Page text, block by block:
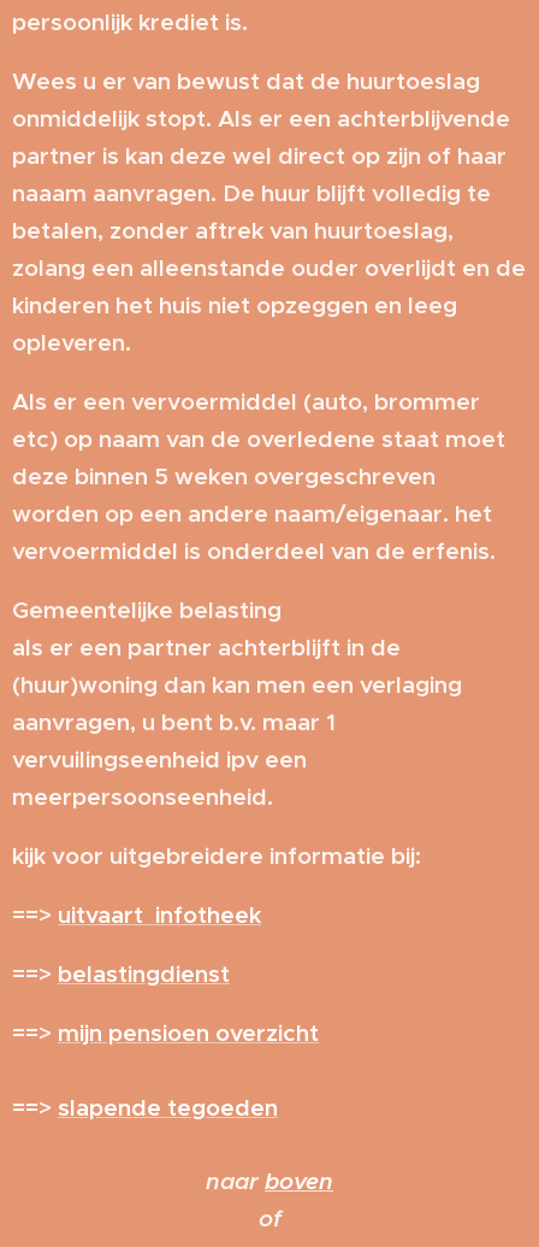
persoonlijk krediet is.
Wees u er van bewust dat de huurtoeslag
onmiddelijk stopt. Als er een achterblijvende
partner is kan deze wel direct op zijn of haar
naaam aanvragen. De huur blijft volledig te
betalen, zonder aftrek van huurtoeslag,
zolang een alleenstande ouder overlijdt en de
kinderen het huis niet opzeggen en leeg
opleveren.
Als er een vervoermiddel (auto, brommer
etc) op naam van de overledene staat moet
deze binnen 5 weken overgeschreven
worden op een andere naam/eigenaar. het
vervoermiddel is onderdeel van de erfenis.
Gemeentelijke belasting
als er een partner achterblijft in de
(huur)woning dan kan men een verlaging
aanvragen, u bent b.v. maar 1
vervuilingseenheid ipv een
meerpersoonseenheid.
kijk voor uitgebreidere informatie bij:
==> uitvaart infotheek
==> belastingdienst
==> mijn pensioen overzicht
==> slapende tegoeden
naar boven
of